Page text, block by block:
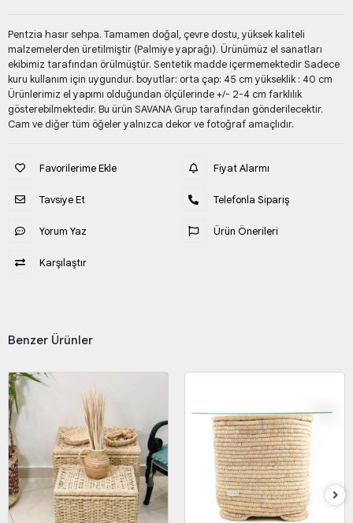
Pentzia hasır sehpa. Tamamen doğal, çevre dostu, yüksek kaliteli
malzemelerden üretilmiştir (Palmiye yaprağı). Ürünümüz el sanatları
ekibimiz tarafından örülmüştür. Sentetik madde içermemektedir Sadece
kuru kullanım için uygundur. boyutlar: orta çap: 45 cm yükseklik : 40 cm
Ürünlerimiz el yapımı olduğundan ölçülerinde +/- 2-4 cm farklılık
gösterebilmektedir. Bu ürün SAVANA Grup tarafından gönderilecektir.
Cam ve diğer tüm öğeler yalnızca dekor ve fotoğraf amaçlıdır.
Favorilerime Ekle
Tavsiye Et
Yorum Yaz
Karşılaştır
Fiyat Alarmı
Telefonla Sipariş
Ürün Önerileri
Benzer Ürünler